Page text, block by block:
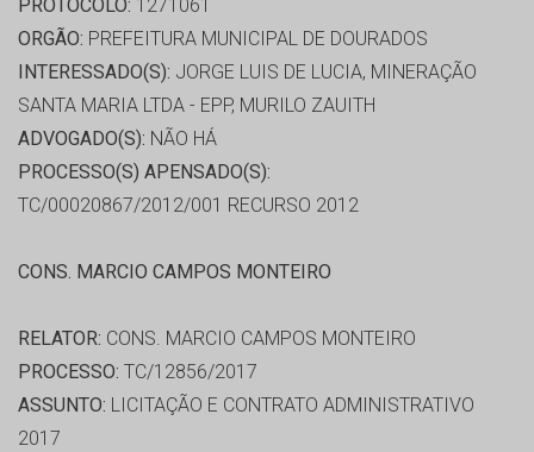
PROTOCOLO: 1271061
ORGÃO: PREFEITURA MUNICIPAL DE DOURADOS
INTERESSADO(S): JORGE LUIS DE LUCIA, MINERAÇÃO
SANTA MARIA LTDA - EPP, MURILO ZAUITH
ADVOGADO(S): NÃO HÁ
PROCESSO(S) APENSADO(S):
TC/00020867/2012/001 RECURSO 2012
CONS. MARCIO CAMPOS MONTEIRO
RELATOR: CONS. MARCIO CAMPOS MONTEIRO
PROCESSO: TC/12856/2017
ASSUNTO: LICITAÇÃO E CONTRATO ADMINISTRATIVO
2017